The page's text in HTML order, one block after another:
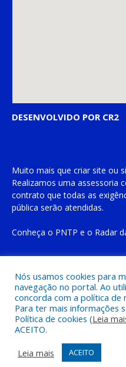
DESENVOLVIDO POR CR2
Muito mais que criar site ou
Realizamos uma assessoria
contrato que todas as
pública serão atendidas.
Conheça o PNTP e o Radar
Todos os direitos reservados
Mapa do Site
Nós usamos cookies para
navegação no portal. Ao
concorda com a política de
Para ter mais informações
Política de cookies (Leia
ACEITO.
Leia mais
ACEITO